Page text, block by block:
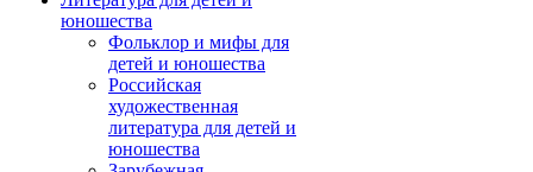
юношества
Фольклор и мифы для
детей и юношества
Российская
художественная
литература для детей и
юношества